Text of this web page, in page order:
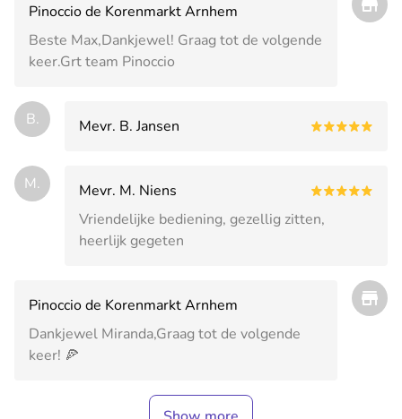
Pinoccio de Korenmarkt Arnhem
Beste Max,Dankjewel! Graag tot de volgende
keer.Grt team Pinoccio
B. Mevr. B. Jansen
M.
Mevr. M. Niens
Vriendelijke bediening, gezellig zitten,
heerlijk gegeten
Pinoccio de Korenmarkt Arnhem
Dankjewel Miranda,Graag tot de volgende
keer! 🍕